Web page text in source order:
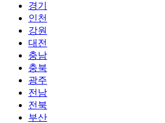
경기
인천
강원
대전
충남
충북
광주
전남
전북
부산